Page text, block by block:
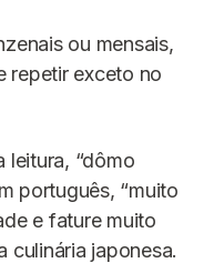
ou mensais,
repetir exceto no
leitura, “dômo
português, “muito
e fature muito
culinária japonesa.